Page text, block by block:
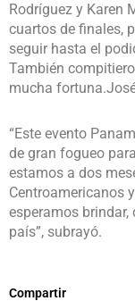
Rodríguez y Karen
cuartos de finales,
seguir hasta el
También
mucha
“Este evento
de gran fogueo
estamos a dos
Centroamericanos
esperamos brindar,
país”, subrayó.
Compartir